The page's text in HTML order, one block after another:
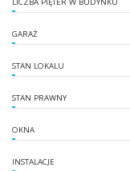
LICZBA PIĘTER W BUDYNKU
GARAŻ
STAN LOKALU
STAN PRAWNY
OKNA
INSTALACJE